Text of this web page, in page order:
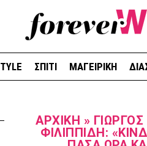
ΣΠΙΤΙ ΜΑΓΕΙΡΙΚΗ
ΑΡΧΙΚΉ »
ΦΙΛΙΠΠΊΔΗ: